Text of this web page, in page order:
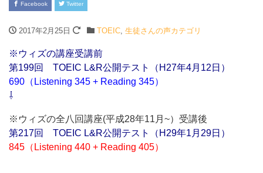
Facebook Twitter
2017年2月25日 TOEIC, 生徒さんの声カテゴリ
※ウィズの講座受講前
第199回 TOEIC L&R公開テスト（H27年4月12日）
690（Listening 345 + Reading 345）
⇩
※ウィズの全八回講座(平成28年11月~）受講後
第217回 TOEIC L&R公開テスト（H29年1月29日）
845（Listening 440 + Reading 405）